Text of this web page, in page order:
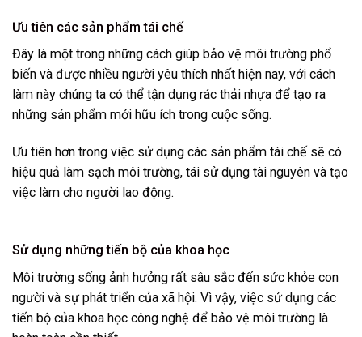
Ưu tiên các sản phẩm tái chế
Đây là một trong những cách giúp bảo vệ môi trường phổ
biến và được nhiều người yêu thích nhất hiện nay, với cách
làm này chúng ta có thể tận dụng rác thải nhựa để tạo ra
những sản phẩm mới hữu ích trong cuộc sống.
Ưu tiên hơn trong việc sử dụng các sản phẩm tái chế sẽ có
hiệu quả làm sạch môi trường, tái sử dụng tài nguyên và tạo
việc làm cho người lao động.
Sử dụng những tiến bộ của khoa học
Môi trường sống ảnh hưởng rất sâu sắc đến sức khỏe con
người và sự phát triển của xã hội. Vì vậy, việc sử dụng các
tiến bộ của khoa học công nghệ để bảo vệ môi trường là